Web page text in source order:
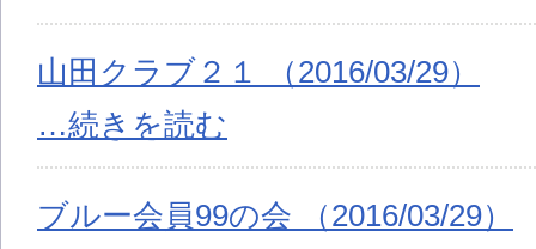
山田クラブ２１ （2016/03/29）
…続きを読む
ブルー会員99の会 （2016/03/29）